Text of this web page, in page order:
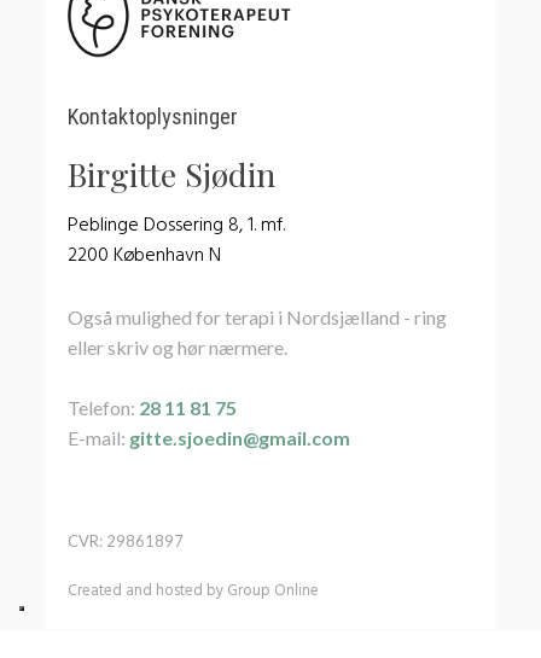
Kontaktoplysninger
Birgitte Sjødin
Peblinge Dossering 8, 1. mf.
2200 København N
Også mulighed for terapi i Nordsjælland - ring
eller skriv og hør nærmere.
Telefon: 28 11 81 75
E-mail: gitte.sjoedin@gmail.com
CVR​: 29861897
Created and hosted by Group Online